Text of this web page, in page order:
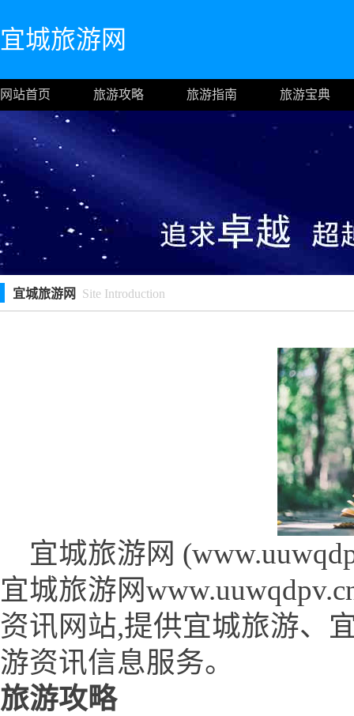
宜城旅游网
网站首页 旅游攻略 旅游指南 旅游宝典
宜城旅游网 Site Introduction
宜城旅游网
宜城旅游网
资讯网站,提供宜城旅游、
游资讯信息服务。
旅游攻略